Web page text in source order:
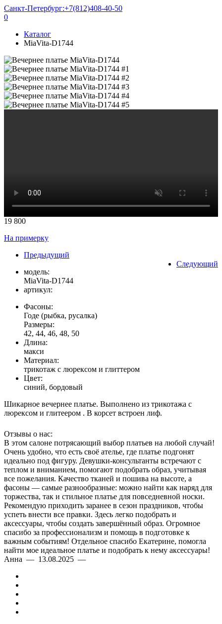
Санкт-Петербург:+7(812)408-40-50
0
Каталог
MiaVita-D1744
19 800
На примерку
Предыдущий
Следующий
модель:
MiaVita-D1744
артикул:
Фасоны:
Годе (рыбка, русалка)
Размеры:
42, 44, 46, 48, 50
Длина:
макси
Материал:
трикотаж с люрексом и глиттером
Цвет:
синий, бордовый
Шикарное вечернее платье. Выполнено из трикотажа с
люрексом и глитеером . В корсет встроен лиф.
Отзывы о нас:
В этом салоне потрясающий выбор платьев на любой случай!
Очень удобно, что есть своё ателье, где платье подгонят
идеально под фигуру. Девушки-консультанты встречают с
теплом и вниманием, помогают подобрать образ, учитывая
все пожелания. Качество тканей и пошива на высоте, а
фасоны — самые разнообразные: можно найти как наряд для
торжества, так и стильное платье для повседневной носки.
Рекомендую приходить заранее в сезон праздников, чтобы
успеть внести все правки. Здесь легко подобрать и
аксессуары, чтобы создать завершённый образ. Огромное
спасибо за профессионализм и помощь в подготовке к
важным событиям! Отдельное спасибо Екатерине, помогла
найти мое идеальное платье и подобрать к нему аксессуары!
Анна — 13.08.2025 —